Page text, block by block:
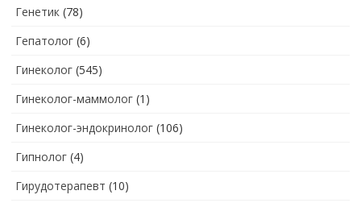
Генетик (78)
Гепатолог (6)
Гинеколог (545)
Гинеколог-маммолог (1)
Гинеколог-эндокринолог (106)
Гипнолог (4)
Гирудотерапевт (10)